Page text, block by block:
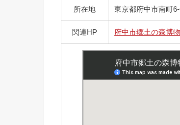
所在地 東京都府中市南町
関連HP 府中市郷土の森博